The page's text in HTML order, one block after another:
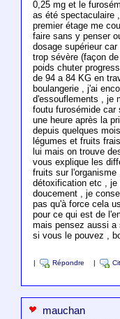
0,25 mg et le
as été spectaculaire
premier étage me
faire sans y penser
dosage supérieur
trop sévère (façon
poids chuter
de 94 a 84 KG en
boulangerie , j'ai
d'essouflements , je
foutu furosémide
une heure après la
depuis quelques
légumes et fruits
lui mais on trouve
vous explique les
fruits sur
détoxification etc , je
doucement , je
pas qu'à force cela
pour ce qui est de
mais pensez aussi a
si vous le pouvez ,
Répondre
mauchan